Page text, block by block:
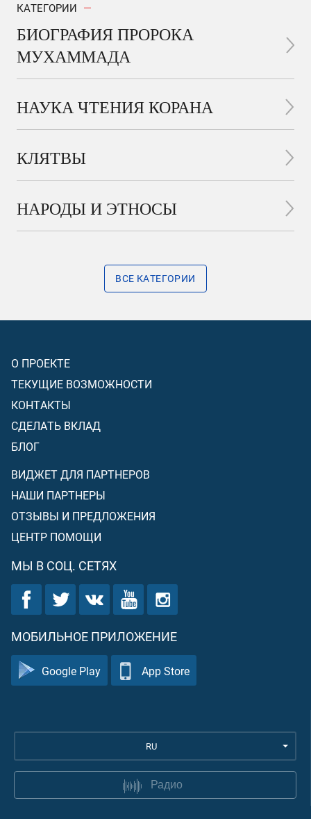
КАТЕГОРИИ
БИОГРАФИЯ ПРОРОКА
МУХАММАДА
НАУКА ЧТЕНИЯ КОРАНА
КЛЯТВЫ
НАРОДЫ И ЭТНОСЫ
ВСЕ КАТЕГОРИИ
О ПРОЕКТЕ
ТЕКУЩИЕ ВОЗМОЖНОСТИ
КОНТАКТЫ
СДЕЛАТЬ ВКЛАД
БЛОГ
ВИДЖЕТ ДЛЯ ПАРТНЕРОВ
НАШИ ПАРТНЕРЫ
ОТЗЫВЫ И ПРЕДЛОЖЕНИЯ
ЦЕНТР ПОМОЩИ
МЫ В СОЦ. СЕТЯХ
МОБИЛЬНОЕ ПРИЛОЖЕНИЕ
Google Play App Store
RU
Радио